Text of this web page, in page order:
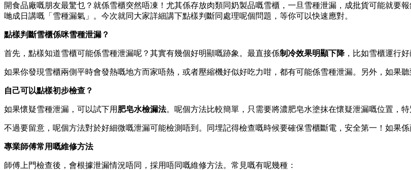
開食品廠嘅朋友最驚乜？就係雪櫃突然唔凍！尤其係存放肉類同奶製品嘅雪櫃，一旦雪種泄漏，成批貨可能就要
哋成日講嘅「雪種漏氣」。今次就同大家詳細講下點樣判斷同處理呢個問題，等你可以快速應對。
點樣判斷雪櫃係咪雪種泄漏？
首先，點樣知道雪櫃可能係雪種泄漏呢？其實有幾個好明顯嘅跡象。最直接係制冷效果明顯下降，比如雪櫃運行
如果你發現雪櫃兩側平時會發熱嘅地方而家唔熱，或者壓縮機好似好吃力咁，都有可能係雪種泄漏。另外，如果
自己可以點樣初步檢查？
如果懷疑雪種泄漏，可以試下用 肥皂水檢漏法。呢個方法比較簡單，只需要將濃肥皂水塗抹在懷疑泄漏嘅位置，
不過要留意，呢個方法對於好細微嘅泄漏可能檢測唔到。同埋記得檢查嘅時候要確保雪櫃斷電，安全第一！如果
專業師傅常用嘅維修方法
師傅上門檢查後，會根據泄漏情況唔同，採用唔同嘅維修方法。常見嘅有呢幾種：